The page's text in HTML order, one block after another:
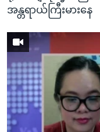
အန္တရာယ်ကြီးမားနေ